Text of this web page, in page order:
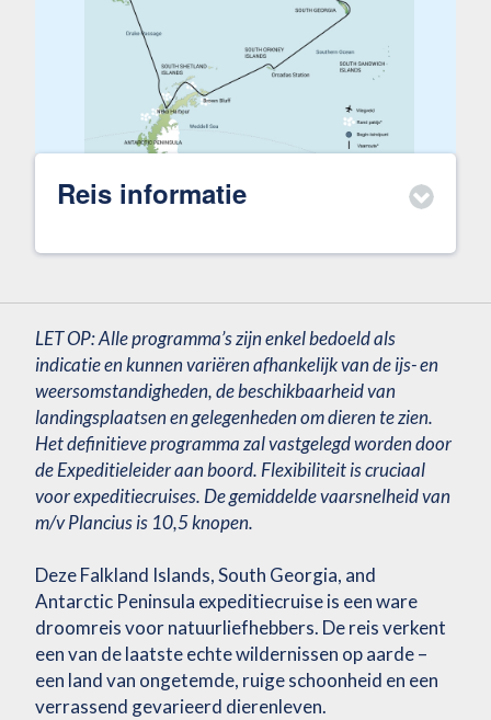
Reis informatie
LET OP: Alle programma’s zijn enkel bedoeld als
indicatie en kunnen variëren afhankelijk van de ijs- en
weersomstandigheden, de beschikbaarheid van
landingsplaatsen en gelegenheden om dieren te zien.
Het definitieve programma zal vastgelegd worden door
de Expeditieleider aan boord. Flexibiliteit is cruciaal
voor expeditiecruises. De gemiddelde vaarsnelheid van
m/v Plancius is 10,5 knopen.
Deze Falkland Islands, South Georgia, and
Antarctic Peninsula expeditiecruise is een ware
droomreis voor natuurliefhebbers. De reis verkent
een van de laatste echte wildernissen op aarde –
een land van ongetemde, ruige schoonheid en een
verrassend gevarieerd dierenleven.